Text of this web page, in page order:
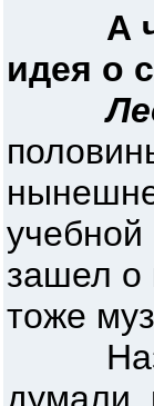
А
идея о
учебной
зашел о
тоже